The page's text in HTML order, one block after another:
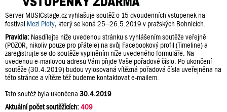
Server MUSICstage.cz vyhlašuje soutěž o 15 dvoudenních vstupenek na
festival Mezi Ploty, který se koná 25–26.5.2019 v pražských Bohnicích.
Pravidla: Nasdílejte níže uvedenou stránku s vyhlášením soutěže veřejně
(POZOR, nikoliv pouze pro přátele) na svůj Facebookový profil (Timeline) a
zaregistrujte se do soutěže vyplněním níže uvedeného formuláře. Na
uvedenou e-mailovou adresu Vám přijde Vaše pořadové číslo. Po ukončení
soutěže (30.4.2019) budou vylosovaná vítězná pořadová čísla uveřejněna na
této stránce a vítěze též budeme kontaktovat e-mailem.
Tato soutěž byla ukončena 30.4.2019
Aktuální počet soutěžících:409